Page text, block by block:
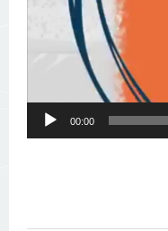
00:00